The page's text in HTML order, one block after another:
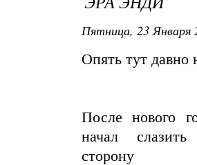
Пятница, 23 Января
Опять тут давно
После нового
начал
сторону